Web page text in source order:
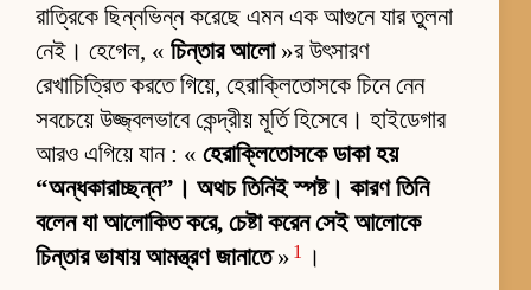
রাত্রিকে ছিন্নভিন্ন করেছে এমন এক আগুনে যার তুলনা
নেই। হেগেল, « চিন্তার আলো»র উৎসারণ
রেখাচিত্রিত করতে গিয়ে, হেরাক্লিতোসকে চিনে নেন
সবচেয়ে উজ্জ্বলভাবে কেন্দ্রীয় মূর্তি হিসেবে। হাইডেগার
আরও এগিয়ে যান : « হেরাক্লিতোসকে ডাকা হয়
“অন্ধকারাচ্ছন্ন”। অথচ তিনিই স্পষ্ট। কারণ তিনি
বলেন যা আলোকিত করে, চেষ্টা করেন সেই আলোকে
চিন্তার ভাষায় আমন্ত্রণ জানাতে» 1 ।